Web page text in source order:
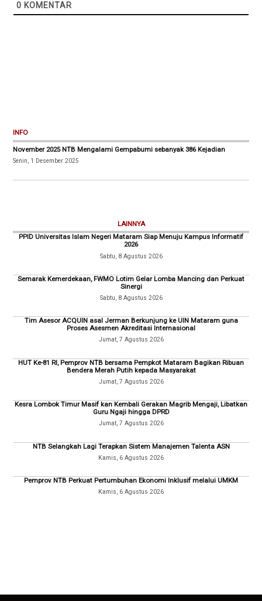
0 KOMENTAR
INFO
November 2025 NTB Mengalami Gempabumi sebanyak 386 Kejadian
Senin, 1 Desember 2025
LAINNYA
PPID Universitas Islam Negeri Mataram Siap Menuju Kampus Informatif
2026
Sabtu, 8 Agustus 2026
Semarak Kemerdekaan, FWMO Lotim Gelar Lomba Mancing dan Perkuat
Sinergi
Sabtu, 8 Agustus 2026
Tim Asesor ACQUIN asal Jerman Berkunjung ke UIN Mataram guna
Proses Asesmen Akreditasi Internasional
Jumat, 7 Agustus 2026
HUT Ke-81 RI, Pemprov NTB bersama Pempkot Mataram Bagikan Ribuan
Bendera Merah Putih kepada Masyarakat
Jumat, 7 Agustus 2026
Kesra Lombok Timur Masif kan Kembali Gerakan Magrib Mengaji, Libatkan
Guru Ngaji hingga DPRD
Jumat, 7 Agustus 2026
NTB Selangkah Lagi Terapkan Sistem Manajemen Talenta ASN
Kamis, 6 Agustus 2026
Pemprov NTB Perkuat Pertumbuhan Ekonomi Inklusif melalui UMKM
Kamis, 6 Agustus 2026